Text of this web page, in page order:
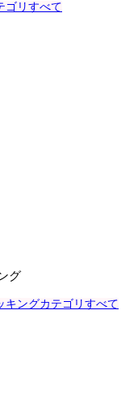
ゴリすべて
グ
キングカテゴリすべて